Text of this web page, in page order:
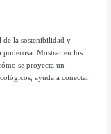
la sostenibilidad y
poderosa. Mostrar en los
se proyecta un
ayuda a conectar